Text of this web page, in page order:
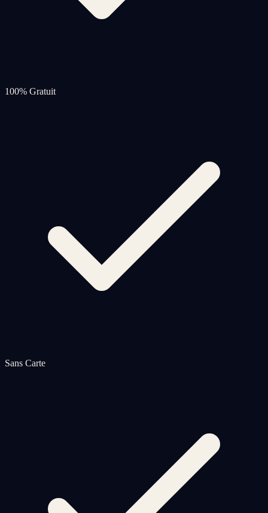
100% Gratuit
Sans Carte